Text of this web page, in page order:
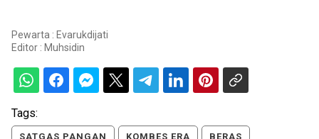
Pewarta : Evarukdijati
Editor : Muhsidin
Tags:
SATGAS PANGAN KOMBES ERA BERAS